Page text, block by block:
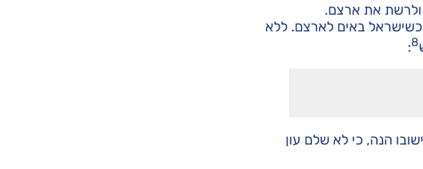
ולרשת את ארצם.
באים לארצם. ללא
8
:
הנה, כי לא שלם עון